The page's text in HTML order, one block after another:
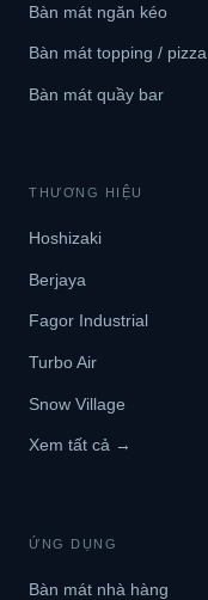
Bàn mát ngăn kéo
Bàn mát topping / pizza
Bàn mát quầy bar
THƯƠNG HIỆU
Hoshizaki
Berjaya
Fagor Industrial
Turbo Air
Snow Village
Xem tất cả →
ỨNG DỤNG
Bàn mát nhà hàng